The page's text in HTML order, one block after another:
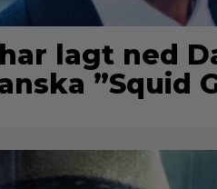
lagt ned
”Squid